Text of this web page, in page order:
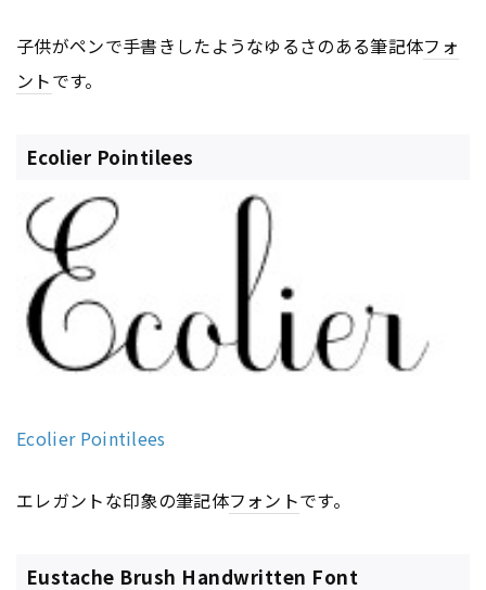
子供がペンで手書きしたようなゆるさのある筆記体フォ
ントです。
Ecolier Pointilees
Ecolier Pointilees
エレガントな印象の筆記体フォントです。
Eustache Brush Handwritten Font